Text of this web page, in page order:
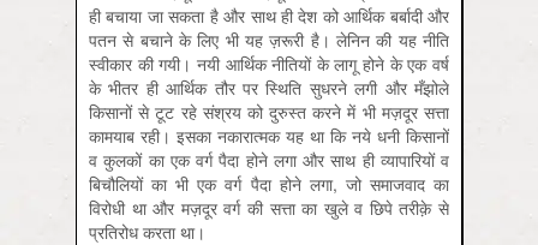
ही बचाया जा सकता है और साथ ही देश को आर्थिक बर्बादी और
पतन से बचाने के लिए भी यह ज़रूरी है। लेनिन की यह नीति
स्वीकार की गयी। नयी आर्थिक नीतियों के लागू होने के एक वर्ष
के भीतर ही आर्थिक तौर पर स्थिति सुधरने लगी और मँझोले
किसानों से टूट रहे संश्रय को दुरुस्त करने में भी मज़दूर सत्ता
कामयाब रही। इसका नकारात्मक यह था कि नये धनी किसानों
व कुलकों का एक वर्ग पैदा होने लगा और साथ ही व्यापारियों व
बिचौलियों का भी एक वर्ग पैदा होने लगा, जो समाजवाद का
विरोधी था और मज़दूर वर्ग की सत्ता का खुले व छिपे तरीक़े से
प्रतिरोध करता था।